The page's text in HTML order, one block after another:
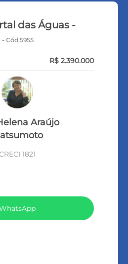
das Águas -
- Cód.5955
R$ 2.390.000
Araújo
1821